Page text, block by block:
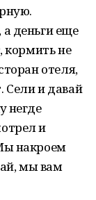
деньги еще
кормить не
отеля,
и давай
негде
и
накроем
мы вам